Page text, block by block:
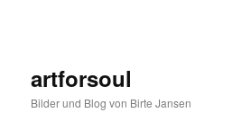
artforsoul
Bilder und Blog von Birte Jansen